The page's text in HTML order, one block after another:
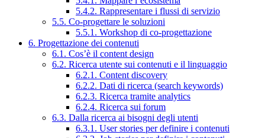
5.4.2. Rappresentare i flussi di servizio
5.5. Co-progettare le soluzioni
5.5.1. Workshop di co-progettazione
6. Progettazione dei contenuti
6.1. Cos’è il content design
6.2. Ricerca utente sui contenuti e il linguaggio
6.2.1. Content discovery
6.2.2. Dati di ricerca (search keywords)
6.2.3. Ricerca tramite analytics
6.2.4. Ricerca sui forum
6.3. Dalla ricerca ai bisogni degli utenti
6.3.1. User stories per definire i contenuti